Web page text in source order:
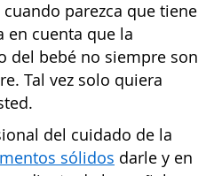
parezca que tiene
en cuenta que la
del bebé no siempre son
Tal vez solo quiera
del cuidado de la
sólidos darle y en